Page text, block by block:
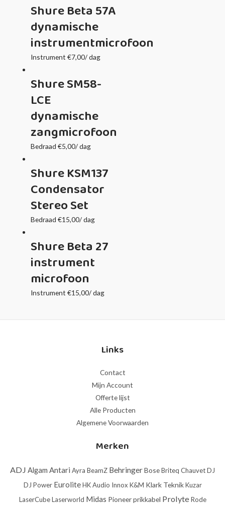
Shure Beta 57A
dynamische
instrumentmicrofoon
Instrument€7,00/ dag
Shure SM58-
LCE
dynamische
zangmicrofoon
Bedraad€5,00/ dag
Shure KSM137
Condensator
Stereo Set
Bedraad€15,00/ dag
Shure Beta 27
instrument
microfoon
Instrument€15,00/ dag
Links
Contact
Mijn Account
Offerte lijst
Alle Producten
Algemene Voorwaarden
Merken
ADJ Algam Antari Ayra BeamZ BehringerBoseBriteq Chauvet DJ
DJ Power Eurolite HK Audio Innox K&M Klark Teknik Kuzar
LaserCube Laserworld Midas Pioneer prikkabel Prolyte Rode